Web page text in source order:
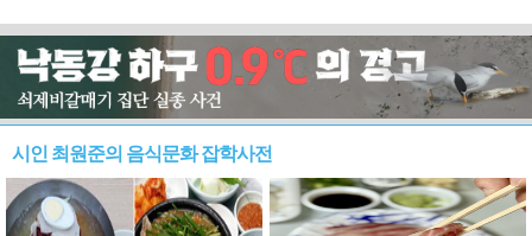
시인 최원준의 음식문화 잡학사전